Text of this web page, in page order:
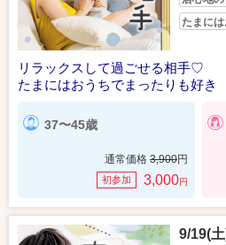
たまに
リラックスして過ごせる相手♡
たまにはおうちでまったりも好き
37〜45歳
通常価格 3,900円
初参加 3,000円
9/19(